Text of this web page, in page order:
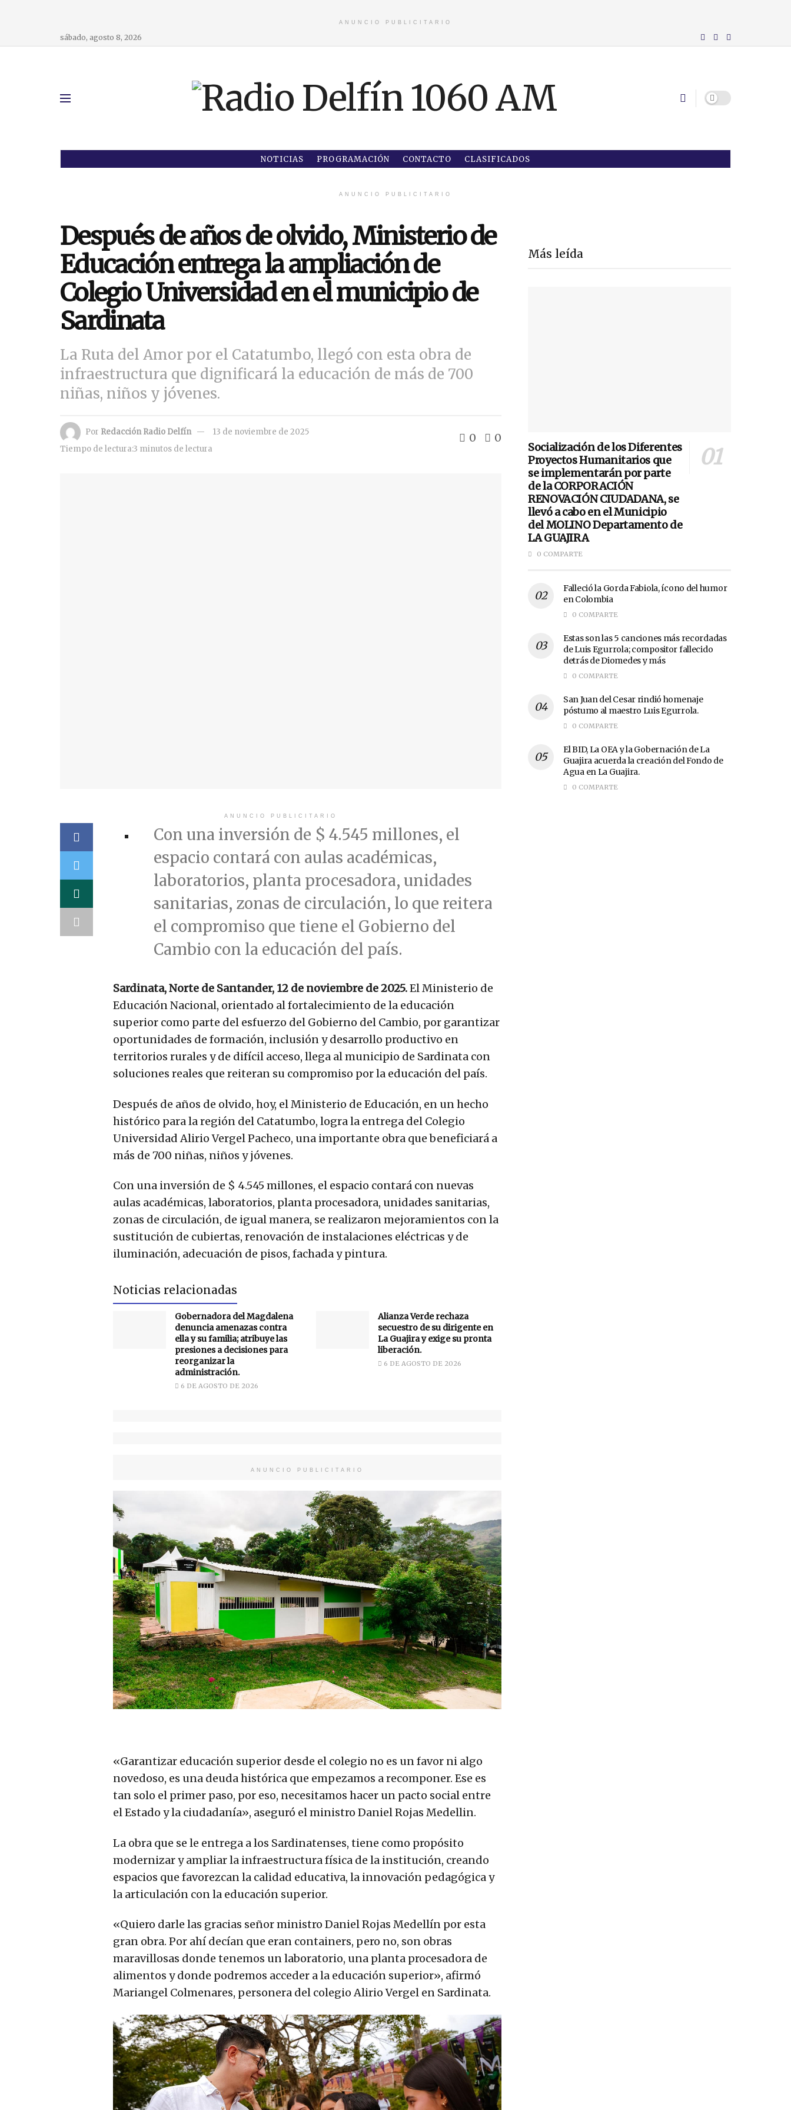
ANUNCIO PUBLICITARIO
sábado, agosto 8, 2026
NOTICIAS PROGRAMACIÓN CONTACTO CLASIFICADOS
ANUNCIO PUBLICITARIO
Después de años de olvido, Ministerio de
Educación entrega la ampliación de
Colegio Universidad en el municipio de
Sardinata
La Ruta del Amor por el Catatumbo, llegó con esta obra de
infraestructura que dignificará la educación de más de 700
niñas, niños y jóvenes.
Por Redacción Radio Delfín
13 de noviembre de 2025
Tiempo de lectura:3 minutos de lectura
0 0
ANUNCIO PUBLICITARIO
Con una inversión de $ 4.545 millones, el
espacio contará con aulas académicas,
laboratorios, planta procesadora, unidades
sanitarias, zonas de circulación, lo que reitera
el compromiso que tiene el Gobierno del
Cambio con la educación del país.
Sardinata, Norte de Santander, 12 de noviembre de 2025.El Ministerio de
Educación Nacional, orientado al fortalecimiento de la educación
superior como parte del esfuerzo del Gobierno del Cambio, por garantizar
oportunidades de formación, inclusión y desarrollo productivo en
territorios rurales y de difícil acceso, llega al municipio de Sardinata con
soluciones reales que reiteran su compromiso por la educación del país.
Después de años de olvido, hoy, el Ministerio de Educación, en un hecho
histórico para la región del Catatumbo, logra la entrega del Colegio
Universidad Alirio Vergel Pacheco, una importante obra que beneficiará a
más de 700 niñas, niños y jóvenes.
Con una inversión de $ 4.545 millones, el espacio contará con nuevas
aulas académicas, laboratorios, planta procesadora, unidades sanitarias,
zonas de circulación, de igual manera, se realizaron mejoramientos con la
sustitución de cubiertas, renovación de instalaciones eléctricas y de
iluminación, adecuación de pisos, fachada y pintura.
Noticias relacionadas
Gobernadora del Magdalena
denuncia amenazas contra
ella y su familia; atribuye las
presiones a decisiones para
reorganizar la
administración.
6 DE AGOSTO DE 2026
Alianza Verde rechaza
secuestro de su dirigente en
La Guajira y exige su pronta
liberación.
6 DE AGOSTO DE 2026
ANUNCIO PUBLICITARIO
«Garantizar educación superior desde el colegio no es un favor ni algo
novedoso, es una deuda histórica que empezamos a recomponer. Ese es
tan solo el primer paso, por eso, necesitamos hacer un pacto social entre
el Estado y la ciudadanía», aseguró el ministro Daniel Rojas Medellin.
La obra que se le entrega a los Sardinatenses, tiene como propósito
modernizar y ampliar la infraestructura física de la institución, creando
espacios que favorezcan la calidad educativa, la innovación pedagógica y
la articulación con la educación superior.
«Quiero darle las gracias señor ministro Daniel Rojas Medellín por esta
gran obra. Por ahí decían que eran containers, pero no, son obras
maravillosas donde tenemos un laboratorio, una planta procesadora de
alimentos y donde podremos acceder a la educación superior», afirmó
Mariangel Colmenares, personera del colegio Alirio Vergel en Sardinata.
Más leída
Socialización de los Diferentes
Proyectos Humanitarios que
se implementarán por parte
de la CORPORACIÓN
RENOVACIÓN CIUDADANA, se
llevó a cabo en el Municipio
del MOLINO Departamento de
LA GUAJIRA
0 COMPARTE
Falleció la Gorda Fabiola, ícono del humor
en Colombia
0 COMPARTE
Estas son las 5 canciones más recordadas
de Luis Egurrola; compositor fallecido
detrás de Diomedes y más
0 COMPARTE
San Juan del Cesar rindió homenaje
póstumo al maestro Luis Egurrola.
0 COMPARTE
El BID, La OEA y la Gobernación de La
Guajira acuerda la creación del Fondo de
Agua en La Guajira.
0 COMPARTE